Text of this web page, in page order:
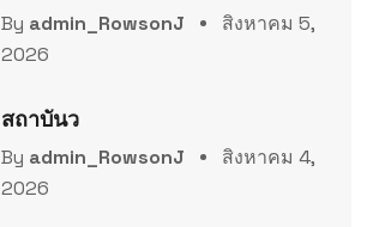
By admin_RowsonJ
สิงหาคม 5,
2026
สถาบันว
By admin_RowsonJ
สิงหาคม 4,
2026